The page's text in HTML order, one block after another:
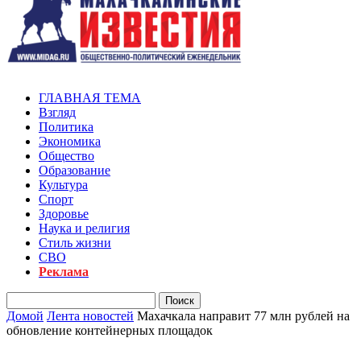
ГЛАВНАЯ ТЕМА
Взгляд
Политика
Экономика
Общество
Образование
Культура
Спорт
Здоровье
Наука и религия
Стиль жизни
СВО
Реклама
Домой Лента новостей Махачкала направит 77 млн рублей на
обновление контейнерных площадок